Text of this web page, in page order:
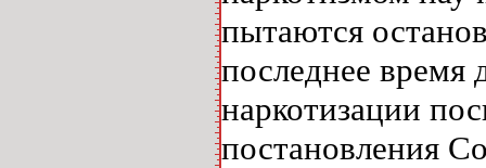
пытаются
последнее время
наркотизации
постановления